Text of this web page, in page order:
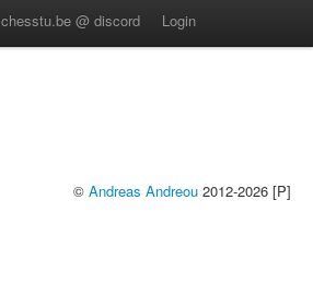
chesstu.be @ discord Login
© Andreas Andreou 2012-2026 [P]